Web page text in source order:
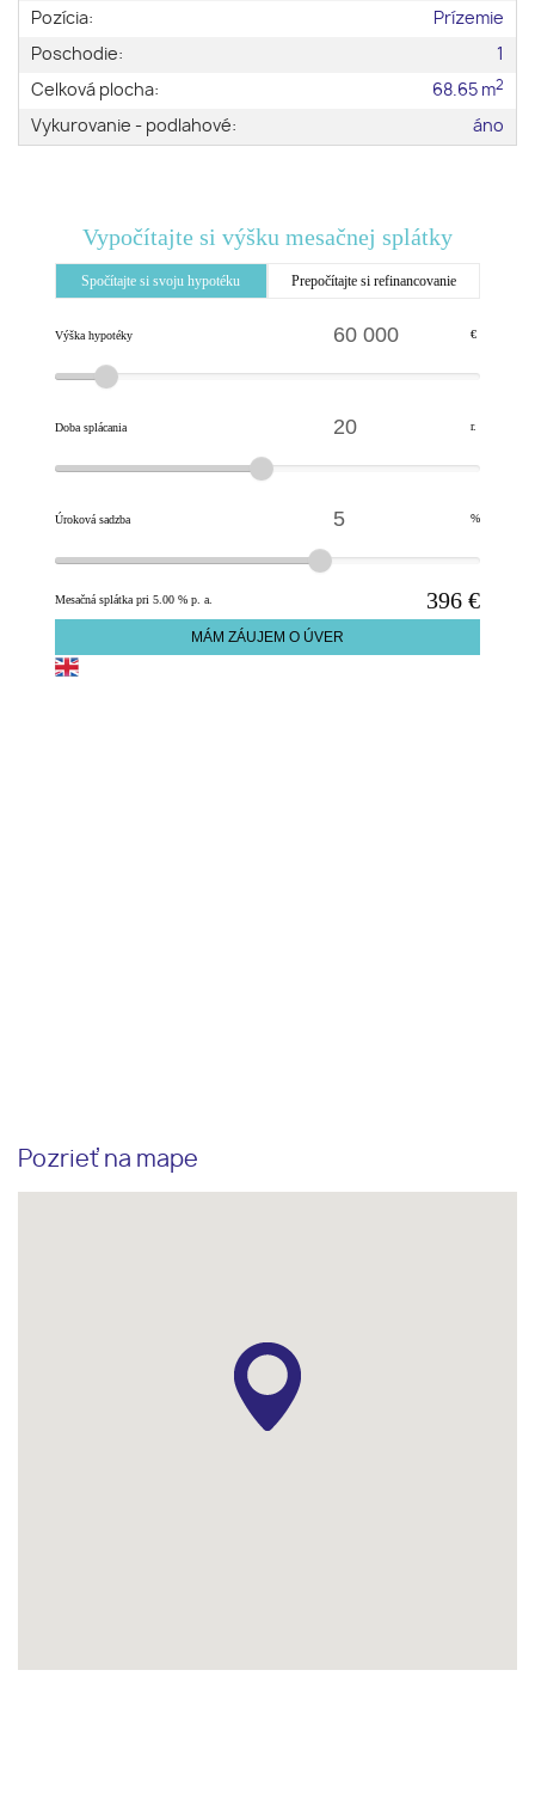
Pozícia:
Prízemie
Poschodie:
1
Celková plocha:
68.65 m2
Vykurovanie - podlahové: áno
Pozrieť na mape